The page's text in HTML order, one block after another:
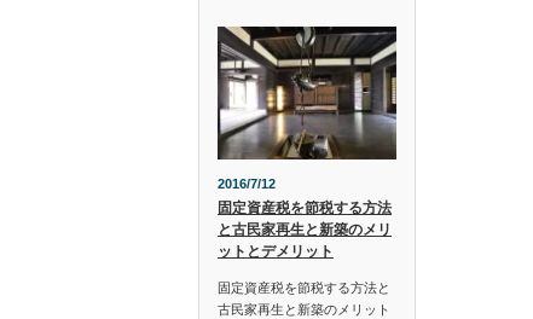
2016/7/12
固定資産税を節税する方法
と古民家再生と新築のメリ
ットとデメリット
固定資産税を節税する方法と
古民家再生と新築のメリット